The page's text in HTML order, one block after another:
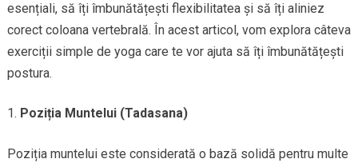
esențiali, să îți îmbunătățești flexibilitatea și să îți aliniez
corect coloana vertebrală. În acest articol, vom explora câteva
exerciții simple de yoga care te vor ajuta să îți îmbunătățești
postura.
Poziția Muntelui (Tadasana)
Poziția muntelui este considerată o bază solidă pentru multe